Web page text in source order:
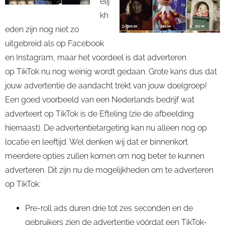
kh
eden zijn nog niet zo
uitgebreid als op Facebook
en Instagram, maar het voordeel is dat adverteren
op TikTok nu nog weinig wordt gedaan. Grote kans dus dat
jouw advertentie de aandacht trekt van jouw doelgroep!
Een goed voorbeeld van een Nederlands bedrijf wat
adverteert op TikTok is de Efteling (zie de afbeelding
hiernaast). De advertentietargeting kan nu alleen nog op
locatie en leeftijd. Wel denken wij dat er binnenkort
meerdere opties zullen komen om nog beter te kunnen
adverteren. Dit zijn nu de mogelijkheden om te adverteren
op TikTok:
Pre-roll ads duren drie tot zes seconden en de
gebruikers zien de advertentie vóórdat een TikTok-